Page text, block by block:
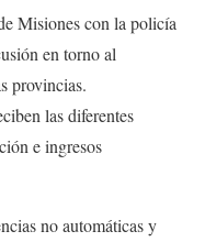
Misiones con la policía
en torno al
provincias.
las diferentes
e ingresos
no automáticas y